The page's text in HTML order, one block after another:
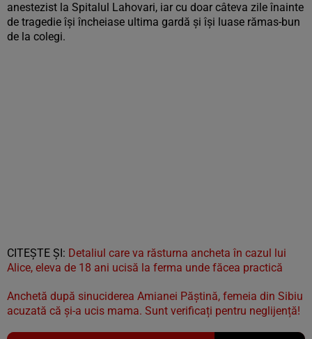
anestezist la Spitalul Lahovari, iar cu doar câteva zile înainte
de tragedie îşi încheiase ultima gardă şi îşi luase rămas-bun
de la colegi.
CITEŞTE ŞI: Detaliul care va răsturna ancheta în cazul lui
Alice, eleva de 18 ani ucisă la ferma unde făcea practică
Anchetă după sinuciderea Amianei Păştină, femeia din Sibiu
acuzată că şi-a ucis mama. Sunt verificați pentru neglijență!